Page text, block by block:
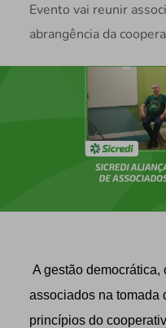
Evento vai reunir
abrangência da
A gestão democrática,
associados na tomada
princípios do